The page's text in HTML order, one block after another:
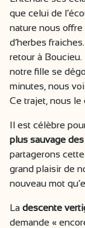
que celui de
nature nous
d’herbes
retour à
notre fille se
minutes, nous
Ce trajet, nous le
Il est célèbre
plus sauvage
partagerons
grand plaisir de
nouveau mot
La descente
demande «